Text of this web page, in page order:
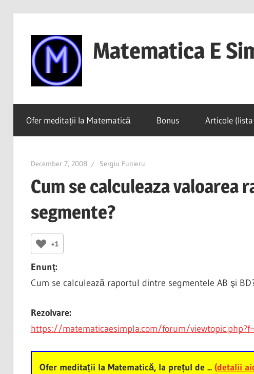
content
Matematica E
ales
dacă
o
Ofer meditații la Matematică Bonus Articole
December 7, 2008 Sergiu Funieru
Cum se calculeaza valoarea
segmente?
+1
Enunţ:
Cum se calculează raportul dintre segmentele AB şi
Rezolvare:
https://matematicaesimpla.com/forum/
Ofer meditații la Matematică, la prețul de ... (detalii